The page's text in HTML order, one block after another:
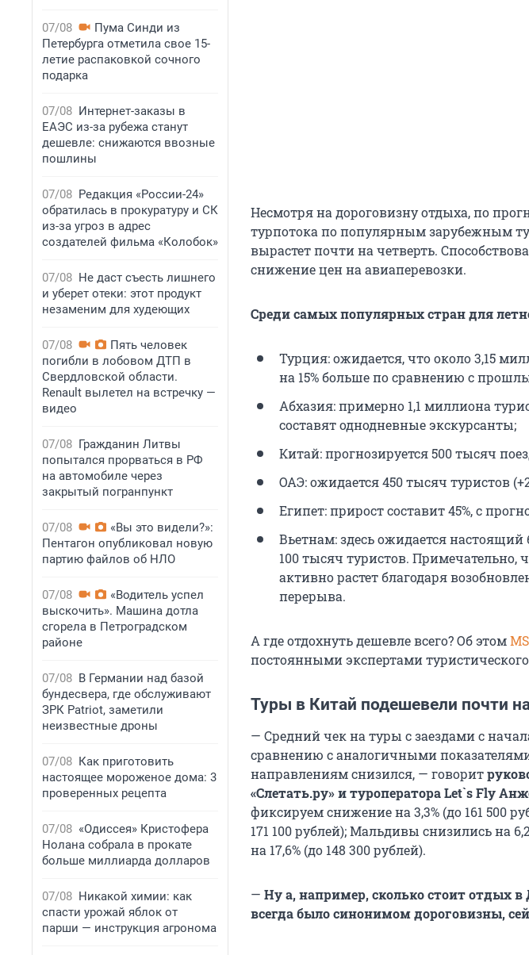
07/08
Пума Синди из
Петербурга отметила свое 15-
летие распаковкой сочного
подарка
07/08 Интернет-заказы в
ЕАЭС из-за рубежа станут
дешевле: снижаются ввозные
пошлины
07/08 Редакция «России-24»
обратилась в прокуратуру и СК
из-за угроз в адрес
создателей фильма «Колобок»
07/08 Не даст съесть лишнего
и уберет отеки: этот продукт
незаменим для худеющих
07/08
Пять человек
погибли в лобовом ДТП в
Свердловской области.
Renault вылетел на встречку —
видео
07/08 Гражданин Литвы
попытался прорваться в РФ
на автомобиле через
закрытый погранпункт
07/08
«Вы это видели?»:
Пентагон опубликовал новую
партию файлов об НЛО
07/08
«Водитель успел
выскочить». Машина дотла
сгорела в Петроградском
районе
07/08 В Германии над базой
бундесвера, где обслуживают
ЗРК Patriot, заметили
неизвестные дроны
07/08 Как приготовить
настоящее мороженое дома: 3
проверенных рецепта
07/08 «Одиссея» Кристофера
Нолана собрала в прокате
больше миллиарда долларов
07/08 Никакой химии: как
спасти урожай яблок от
парши — инструкция агронома
Несмотря на дороговизну отдыха, по
турпотока по популярным зарубежным
вырастет почти на четверть.
снижение цен на авиаперевозки.
Среди самых популярных стран для
Турция: ожидается, что около3,15
на 15% больше по сравнению с
Абхазия: примерно 1,1 миллиона
составят однодневные экскурсанты;
Китай: прогнозируется500 тысяч
ОАЭ: ожидается450 тысяч туристов
Египет: прирост составит 45%, с
Вьетнам: здесь ожидается настоящий
100 тысяч туристов. Примечательно,
активно растет благодаря
перерыва.
А где отдохнуть дешевле всего? Об этом
постоянными экспертами
Туры в Китай подешевели почти
— Средний чек на туры с заездами с
сравнению с аналогичными
направлениям снизился, — говорит
«Слетать.ру» и туроператора Let`s Fly
фиксируем снижение на 3,3% (до 161 500
171 100 рублей); Мальдивы снизились на
на 17,6% (до 148 300 рублей).
— Ну а, например, сколько стоит отдых в
всегда было синонимом дороговизны,